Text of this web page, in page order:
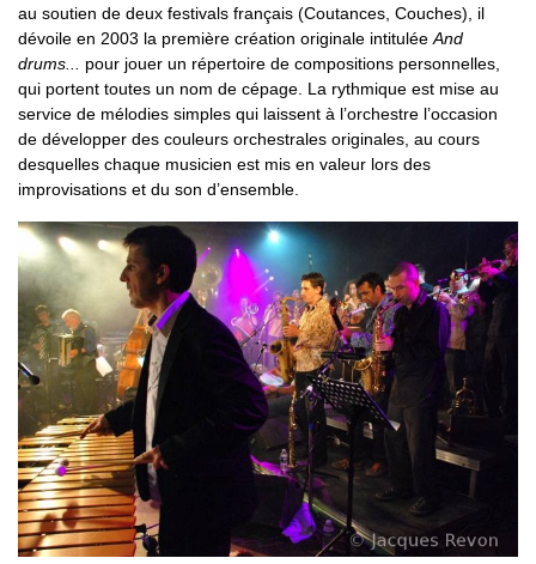
au soutien de deux festivals français (Coutances, Couches), il
dévoile en 2003 la première création originale intitulée And
drums...
pour jouer un répertoire de compositions personnelles,
qui portent toutes un nom de cépage. La rythmique est mise au
service de mélodies simples qui laissent à l’orchestre l’occasion
de développer des couleurs orchestrales originales, au cours
desquelles chaque musicien est mis en valeur lors des
improvisations et du son d’ensemble.